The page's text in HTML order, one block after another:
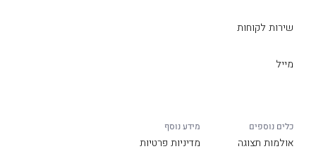
שירות לקוחות
מייל
כלים נוספים
אולמות תצוגה
מידע נוסף
מדיניות פרטיות